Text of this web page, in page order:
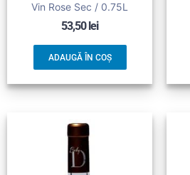
Vin Rose Sec / 0.75L
53,50lei
ADAUGĂ ÎN COȘ